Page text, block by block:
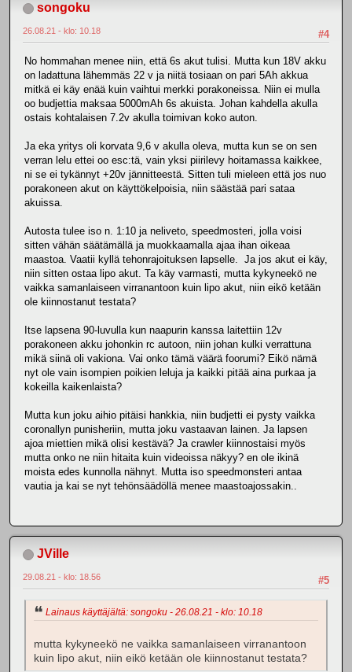
songoku
#4
26.08.21 - klo: 10.18
No hommahan menee niin, että 6s akut tulisi. Mutta kun 18V akku
on ladattuna lähemmäs 22 v ja niitä tosiaan on pari 5Ah akkua
mitkä ei käy enää kuin vaihtui merkki porakoneissa. Niin ei mulla
oo budjettia maksaa 5000mAh 6s akuista. Johan kahdella akulla
ostais kohtalaisen 7.2v akulla toimivan koko auton.
Ja eka yritys oli korvata 9,6 v akulla oleva, mutta kun se on sen
verran lelu ettei oo esc:tä, vain yksi piirilevy hoitamassa kaikkee,
ni se ei tykännyt +20v jännitteestä. Sitten tuli mieleen että jos nuo
porakoneen akut on käyttökelpoisia, niin säästää pari sataa
akuissa.
Autosta tulee iso n. 1:10 ja neliveto, speedmosteri, jolla voisi
sitten vähän säätämällä ja muokkaamalla ajaa ihan oikeaa
maastoa. Vaatii kyllä tehonrajoituksen lapselle. Ja jos akut ei käy,
niin sitten ostaa lipo akut. Ta käy varmasti, mutta kykyneekö ne
vaikka samanlaiseen virranantoon kuin lipo akut, niin eikö ketään
ole kiinnostanut testata?
Itse lapsena 90-luvulla kun naapurin kanssa laitettiin 12v
porakoneen akku johonkin rc autoon, niin johan kulki verrattuna
mikä siinä oli vakiona. Vai onko tämä väärä foorumi? Eikö nämä
nyt ole vain isompien poikien leluja ja kaikki pitää aina purkaa ja
kokeilla kaikenlaista?
Mutta kun joku aihio pitäisi hankkia, niin budjetti ei pysty vaikka
coronallyn punisheriin, mutta joku vastaavan lainen. Ja lapsen
ajoa miettien mikä olisi kestävä? Ja crawler kiinnostaisi myös
mutta onko ne niin hitaita kuin videoissa näkyy? en ole ikinä
moista edes kunnolla nähnyt. Mutta iso speedmonsteri antaa
vautia ja kai se nyt tehönsäädöllä menee maastoajossakin..
JVille
#5
29.08.21 - klo: 18.56
Lainaus käyttäjältä: songoku - 26.08.21 - klo: 10.18
mutta kykyneekö ne vaikka samanlaiseen virranantoon
kuin lipo akut, niin eikö ketään ole kiinnostanut testata?